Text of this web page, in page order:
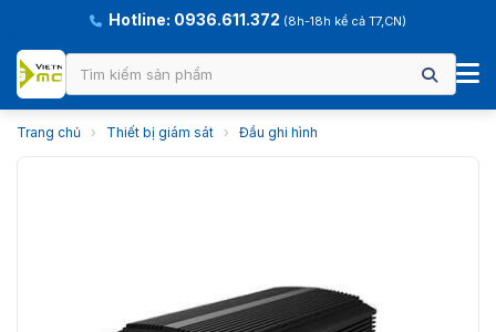
Hotline: 0936.611.372 (8h-18h kể cả T7,CN)
Trang chủ › Thiết bị giám sát › Đầu ghi hình